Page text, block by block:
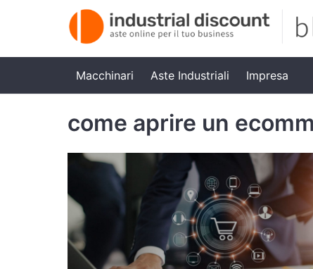
Macchinari Aste Industriali Impresa
come aprire un